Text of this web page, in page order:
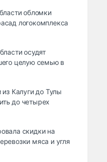
обломки
логокомплекса
осудят
целую семью в
из Калуги до Тулы
до четырех
скидки на
мяса и угля